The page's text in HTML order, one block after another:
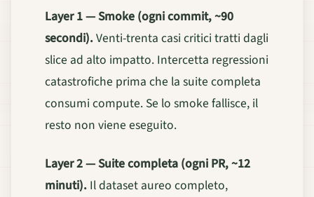
Layer 1 — Smoke (ogni commit, ~90
secondi).Venti-trenta casi critici tratti dagli
slice ad alto impatto. Intercetta regressioni
catastrofiche prima che la suite completa
consumi compute. Se lo smoke fallisce, il
resto non viene eseguito.
Layer 2 — Suite completa (ogni PR, ~12
minuti). Il dataset aureo completo,